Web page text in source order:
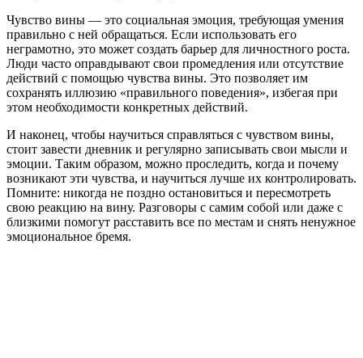
Чувство вины — это социальная эмоция, требующая умения
правильно с ней обращаться. Если использовать его
неграмотно, это может создать барьер для личностного роста.
Люди часто оправдывают свои промедления или отсутствие
действий с помощью чувства вины. Это позволяет им
сохранять иллюзию «правильного поведения», избегая при
этом необходимости конкретных действий.
И наконец, чтобы научиться справляться с чувством вины,
стоит завести дневник и регулярно записывать свои мысли и
эмоции. Таким образом, можно проследить, когда и почему
возникают эти чувства, и научиться лучше их контролировать.
Помните: никогда не поздно остановиться и пересмотреть
свою реакцию на вину. Разговоры с самим собой или даже с
близкими помогут расставить все по местам и снять ненужное
эмоциональное бремя.